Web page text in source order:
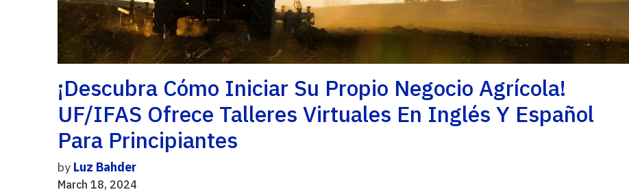
¡Descubra Cómo Iniciar Su Propio Negocio Agrícola!
UF/IFAS Ofrece Talleres Virtuales En Inglés Y Español
Para Principiantes
by Luz Bahder
March 18, 2024